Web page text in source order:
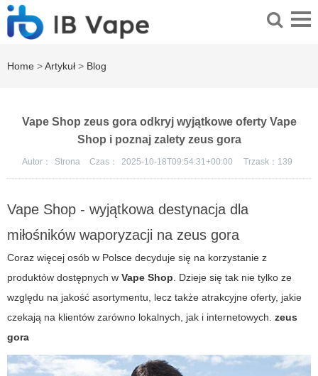
Home >Artykuł > Blog
Vape Shop zeus gora odkryj wyjątkowe oferty Vape
Shop i poznaj zalety zeus gora
Autor： Strona Czas： 2025-10-18T09:54:31+00:00 Trzask： 139
Vape Shop - wyjątkowa destynacja dla
miłośników waporyzacji na zeus gora
Coraz więcej osób w Polsce decyduje się na korzystanie z
produktów dostępnych w Vape Shop. Dzieje się tak nie tylko ze
względu na jakość asortymentu, lecz także atrakcyjne oferty, jakie
czekają na klientów zarówno lokalnych, jak i internetowych. zeus
gora